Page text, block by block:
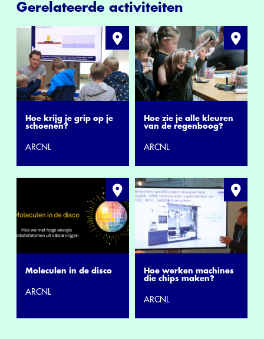
Gerelateerde activiteiten
Hoe krijg je grip op je
schoenen?
ARCNL
Hoe zie je alle kleuren
van de regenboog?
ARCNL
Moleculen in de disco
ARCNL
Hoe werken machines
die chips maken?
ARCNL